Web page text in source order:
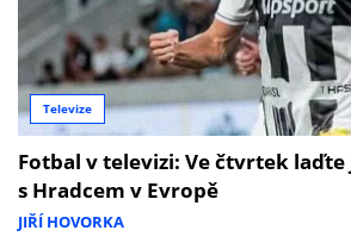
Televize
Fotbal v televizi: Ve čtvrtek laďte
s Hradcem v Evropě
JIŘÍ HOVORKA